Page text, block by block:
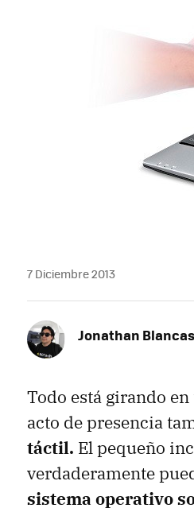
7 Diciembre 2013
Jonathan Blancas
Todo está girando
acto de presencia
táctil. El pequeño
verdaderamente
sistema operativo